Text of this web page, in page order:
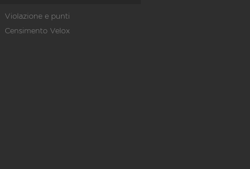
Violazione e punti
Censimento Velox